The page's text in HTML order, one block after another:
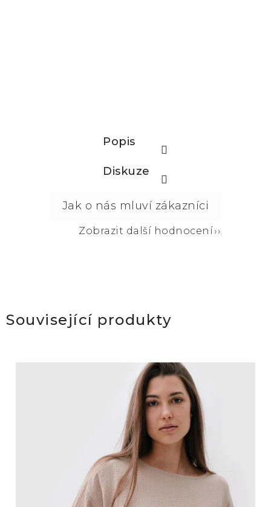
Popis
Diskuze
Zobrazit další hodnocení
Související produkty